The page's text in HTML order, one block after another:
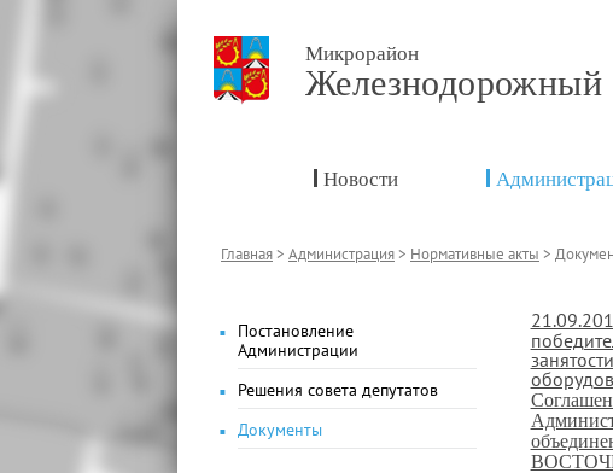
Микрорайон
Железнодорожный
Новости
Главная> Администрация> Нормативные акты >
Постановление
Администрации
Решения совета депутатов
Документы